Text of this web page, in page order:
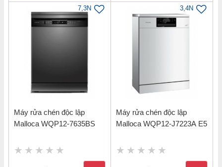
7,3N
Máy rửa chén độc lập
Malloca WQP12-7635BS
3,4N
Máy rửa chén độc lập
Malloca WQP12-J7223A E5